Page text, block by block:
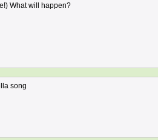
What will happen?
song